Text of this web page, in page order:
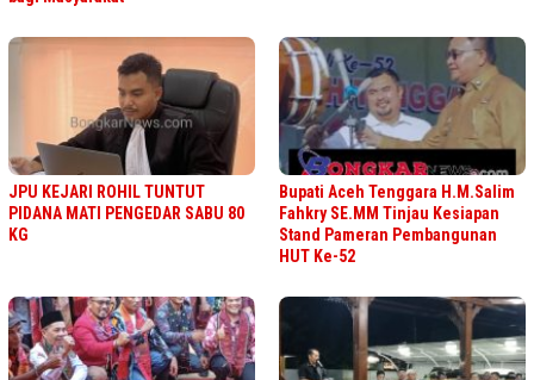
JPU KEJARI ROHIL TUNTUT
PIDANA MATI PENGEDAR SABU 80
KG
Bupati Aceh Tenggara H.M.Salim
Fahkry SE.MM Tinjau Kesiapan
Stand Pameran Pembangunan
HUT Ke-52